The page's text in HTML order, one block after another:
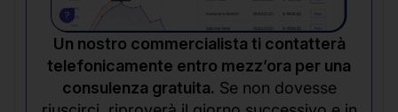
Un nostro commercialista ti contatterà
telefonicamente entro mezz’ora per una
consulenza gratuita. Se non dovesse